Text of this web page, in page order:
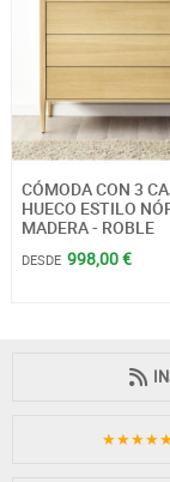
CÓMODA CON 3
HUECO ESTILO
MADERA - ROBLE
DESDE 998,00 €